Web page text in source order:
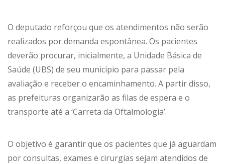
O deputado reforçou que os atendimentos não serão
realizados por demanda espontânea. Os pacientes
deverão procurar, inicialmente, a Unidade Básica de
Saúde (UBS) de seu município para passar pela
avaliação e receber o encaminhamento. A partir disso,
as prefeituras organizarão as filas de espera e o
transporte até a ‘Carreta da Oftalmologia’.
O objetivo é garantir que os pacientes que já aguardam
por consultas, exames e cirurgias sejam atendidos de